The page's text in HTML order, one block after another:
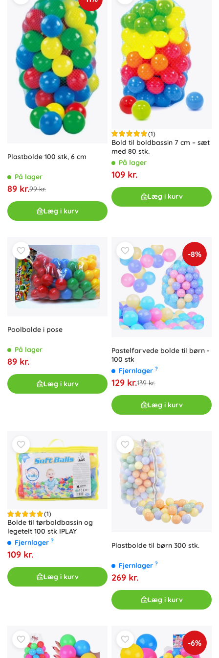
Plastbolde 100 stk, 6 cm
På lager
89 kr.99 kr.
Læg i kurv
(1)
Bold til boldbassin 7 cm – sæt
med 80 stk.
På lager
109 kr.
Læg i kurv
Poolbolde i pose
På lager
89 kr.
Læg i kurv
-8%
Pastelfarvede bolde til børn -
100 stk
Fjernlager ?
129 kr.139 kr.
Læg i kurv
(1)
Bolde til tørboldbassin og
legetelt 100 stk IPLAY
Fjernlager ?
109 kr.
Læg i kurv
Plastbolde til børn 300 stk.
Fjernlager ?
269 kr.
Læg i kurv
-6%